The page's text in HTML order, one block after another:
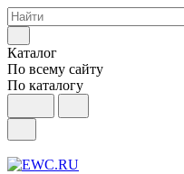
Каталог
По всему сайту
По каталогу